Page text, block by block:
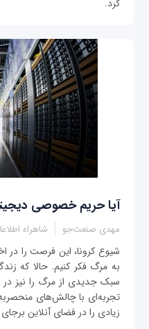
کرد.
آیا حریم خصوصی
مهدی صنعت‌جو شاهراه
شیوع کرونا، این فرصت را در
به مرگ فکر کنیم. حالا که
سبک جدیدی از مرگ را نیز در
تجربه‌ای با چالش‌های
زیادی را در فضای آنلاین